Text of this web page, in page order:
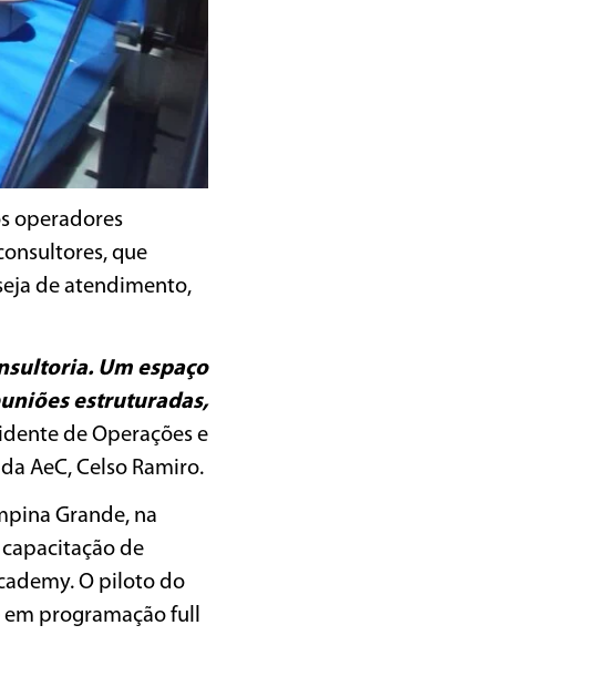
operadores
que
de atendimento,
Um espaço
estruturadas,
de Operações e
AeC, Celso Ramiro.
Grande, na
de
O piloto do
programação full